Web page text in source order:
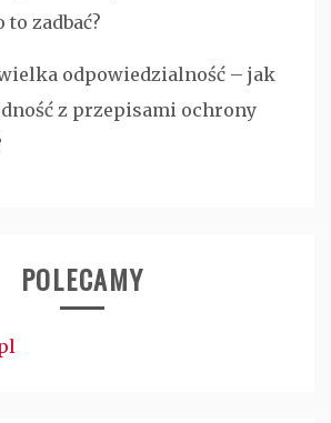
to zadbać?
odpowiedzialność – jak
z przepisami ochrony
POLECAMY